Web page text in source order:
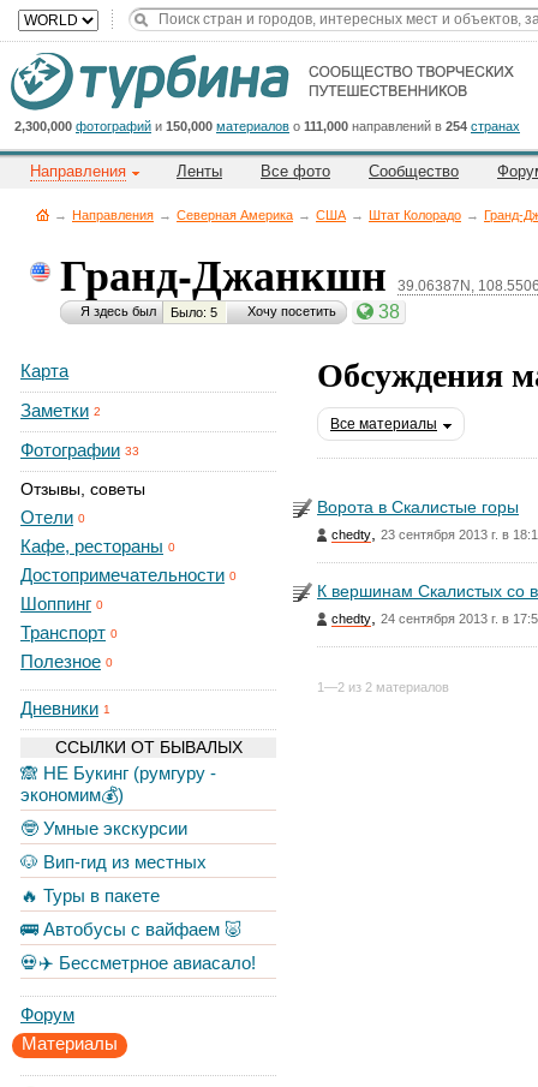
2,300,000 фотографий и 150,000 материалов о 111,000 направлений в 254 странах
Направления Ленты Все фото Сообщество
→ Направления → Северная Америка → CША → Штат Колорадо → Гранд-
Гранд-Джанкшн 39.06387N,
Я здесь был Было: 5 Хочу посетить 38
Карта
Заметки 2
Фотографии 33
Отзывы, советы
Отели 0
Кафе, рестораны 0
Достопримечательности 0
Шоппинг 0
Транспорт 0
Полезное 0
Дневники 1
ССЫЛКИ ОТ БЫВАЛЫХ
🙈 НЕ Букинг (румгуру -
экономим💰)
🤓 Умные экскурсии
🐶 Вип-гид из местных
🔥 Туры в пакете
🚌 Автобусы с вайфаем 🐷
💀✈️ Бессметрное авиасало!
Форум
Материалы
Обсуждения
Все материалы
Ворота в Скалистые горы
chedty 23 сентября 2013 г. в
К вершинам Скалистых со
chedty 24 сентября 2013 г. в
1—2 из 2 материалов
Cейчас
на
сайте:
Title
Button